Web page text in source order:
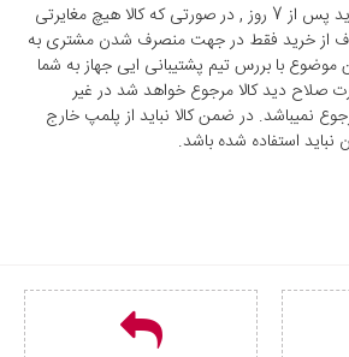
8-در صورت انصراف از خرید پس از 7 روز , در صورتی که کالا هیچ مغایرتی
از خرید فقط در جهت منصرف شدن مشتری به
موضوع با بررس تیم پشتیبانی ایی جهاز به شما
صلاح دید کالا مرجوع خواهد شد در غیر
نمیباشد. در ضمن کالا نباید از پلمپ خارج
استفاده شده باشد.